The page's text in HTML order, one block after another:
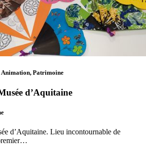
Animation, Patrimoine
d’Aquitaine
d’Aquitaine. Lieu incontournable de